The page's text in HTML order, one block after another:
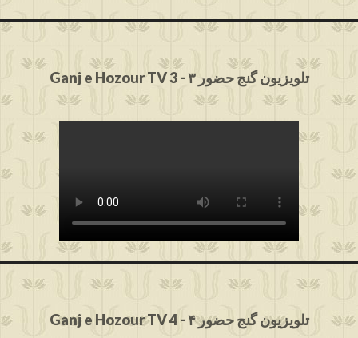
Ganj e Hozour TV 3 - ۳ تلویزیون گنج حضور
Ganj e Hozour TV 4 - ۴ تلویزیون گنج حضور